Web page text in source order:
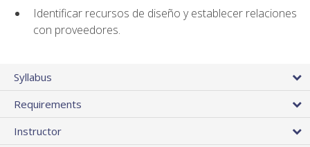
Identificar recursos de diseño y establecer relaciones
con proveedores.
Syllabus
Requirements
Instructor